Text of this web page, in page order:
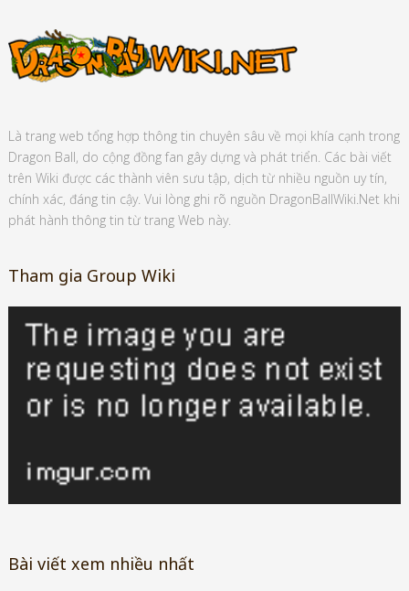
Là trang web tổng hợp thông tin chuyên sâu về mọi khía cạnh trong
Dragon Ball, do cộng đồng fan gây dựng và phát triển. Các bài viết
trên Wiki được các thành viên sưu tập, dịch từ nhiều nguồn uy tín,
chính xác, đáng tin cậy. Vui lòng ghi rõ nguồn DragonBallWiki.Net khi
phát hành thông tin từ trang Web này.
Tham gia Group Wiki
Bài viết xem nhiều nhất